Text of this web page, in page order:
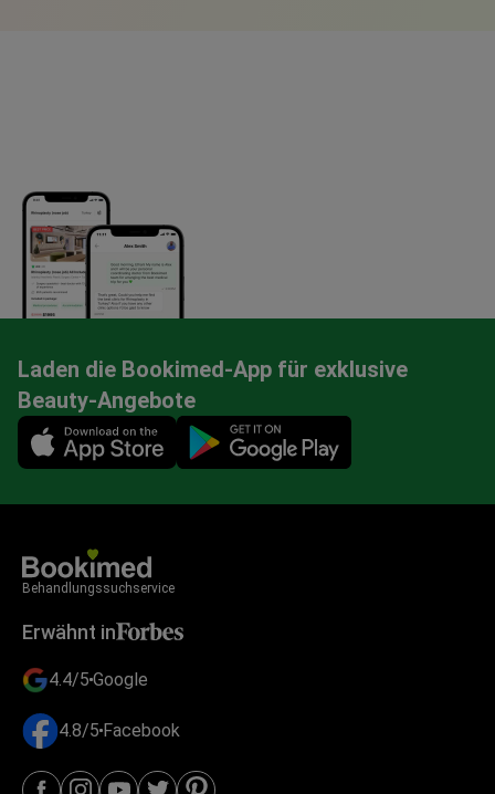
Laden die Bookimed-App für exklusive
Beauty-Angebote
Mobile app illustration
Behandlungssuchservice
Erwähnt in
4.4/5 Google
4.8/5 Facebook